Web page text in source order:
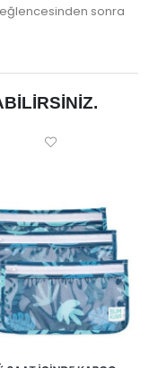
eğlencesinden sonra